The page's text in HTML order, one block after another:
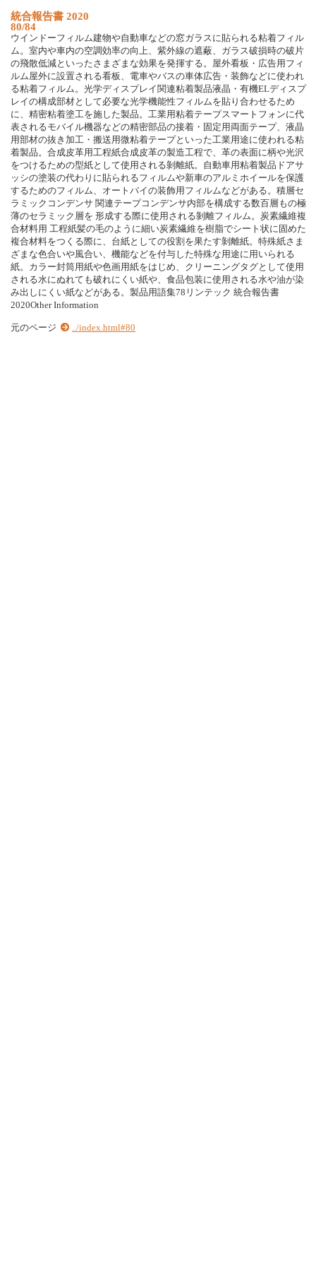
統合報告書 2020
80/84
ウインドーフィルム建物や自動車などの窓ガラスに貼られる粘着フィル
ム。室内や車内の空調効率の向上、紫外線の遮蔽、ガラス破損時の破片
の飛散低減といったさまざまな効果を発揮する。屋外看板・広告用フィ
ルム屋外に設置される看板、電車やバスの車体広告・装飾などに使われ
る粘着フィルム。光学ディスプレイ関連粘着製品液晶・有機ELディスプ
レイの構成部材として必要な光学機能性フィルムを貼り合わせるため
に、精密粘着塗工を施した製品。工業用粘着テープスマートフォンに代
表されるモバイル機器などの精密部品の接着・固定用両面テープ、液晶
用部材の抜き加工・搬送用微粘着テープといった工業用途に使われる粘
着製品。合成皮革用工程紙合成皮革の製造工程で、革の表面に柄や光沢
をつけるための型紙として使用される剝離紙。自動車用粘着製品ドアサ
ッシの塗装の代わりに貼られるフィルムや新車のアルミホイールを保護
するためのフィルム、オートバイの装飾用フィルムなどがある。積層セ
ラミックコンデンサ 関連テープコンデンサ内部を構成する数百層もの極
薄のセラミック層を 形成する際に使用される剝離フィルム。炭素繊維複
合材料用 工程紙髪の毛のように細い炭素繊維を樹脂でシート状に固めた
複合材料をつくる際に、台紙としての役割を果たす剝離紙。特殊紙さま
ざまな色合いや風合い、機能などを付与した特殊な用途に用いられる
紙。カラー封筒用紙や色画用紙をはじめ、クリーニングタグとして使用
される水にぬれても破れにくい紙や、食品包装に使用される水や油が染
み出しにくい紙などがある。製品用語集78リンテック 統合報告書
2020Other Information
元のページ ../index.html#80